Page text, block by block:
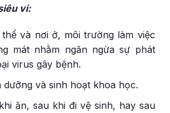
vi:
và nơi ở, môi trường làm việc
mát nhằm ngăn ngừa sự phát
virus gây bệnh.
dưỡng và sinh hoạt khoa học.
ăn, sau khi đi vệ sinh, hay sau